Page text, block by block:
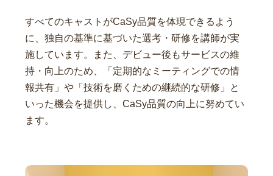
すべてのキャストがCaSy品質を体現できるよう
に、独自の基準に基づいた選考・研修を講師が実
施しています。また、デビュー後もサービスの維
持・向上のため、「定期的なミーティングでの情
報共有」や「技術を磨くための継続的な研修」と
いった機会を提供し、CaSy品質の向上に努めてい
ます。